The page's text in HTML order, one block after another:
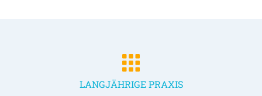
LANGJÄHRIGE PRAXIS